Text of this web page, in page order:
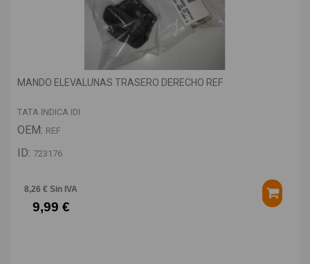
MANDO ELEVALUNAS TRASERO DERECHO REF
TATA INDICA IDI
OEM: REF
ID: 723176
8,26 € Sin IVA
9,99 €